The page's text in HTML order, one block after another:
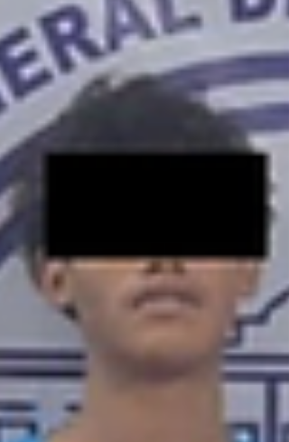
Investigaciones (AEI) y personal pericial en
crimi